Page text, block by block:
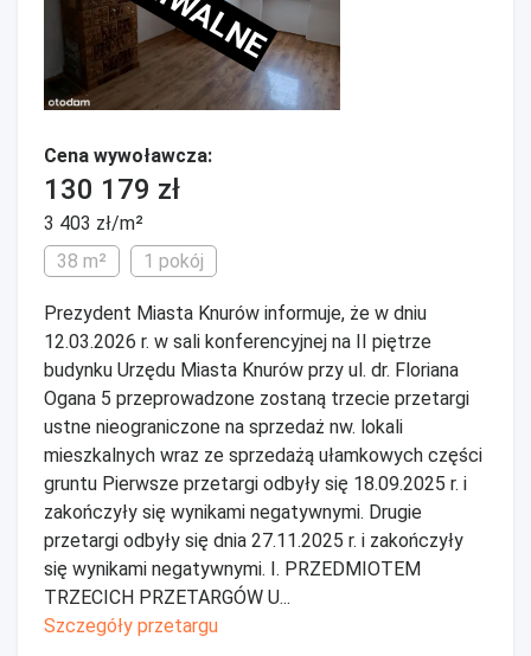
Cena wywoławcza:
130 179 zł
3 403 zł/m²
38 m²
1 pokój
Prezydent Miasta Knurów informuje, że w dniu
12.03.2026 r. w sali konferencyjnej na II piętrze
budynku Urzędu Miasta Knurów przy ul. dr. Floriana
Ogana 5 przeprowadzone zostaną trzecie przetargi
ustne nieograniczone na sprzedaż nw. lokali
mieszkalnych wraz ze sprzedażą ułamkowych części
gruntu Pierwsze przetargi odbyły się 18.09.2025 r. i
zakończyły się wynikami negatywnymi. Drugie
przetargi odbyły się dnia 27.11.2025 r. i zakończyły
się wynikami negatywnymi. I. PRZEDMIOTEM
TRZECICH PRZETARGÓW U...
Szczegóły przetargu